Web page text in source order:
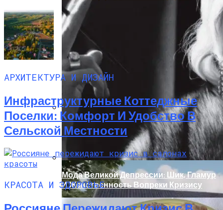
Дом С Минимальными Инженерными
Трассами Для Комфорта И Удобства
Мода Великой Депрессии: Шик, Гламур
И Женственность Вопреки Кризису
АРХИТЕКТУРА И ДИЗАЙН
Инфраструктурные Коттеджные
Поселки: Комфорт И Удобство В
Сельской Местности
КРАСОТА И ЗДОРОВЬЕ